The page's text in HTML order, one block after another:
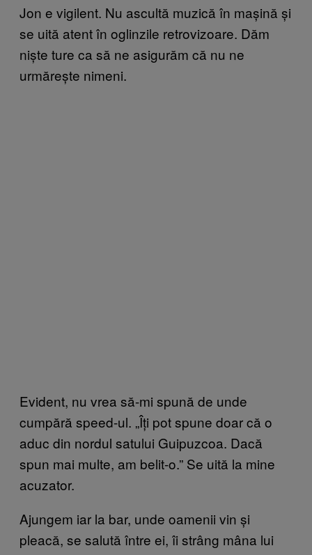
Jon e vigilent. Nu ascultă muzică în mașină și
se uită atent în oglinzile retrovizoare. Dăm
niște ture ca să ne asigurăm că nu ne
urmărește nimeni.
Evident, nu vrea să-mi spună de unde
cumpără speed-ul. „Îți pot spune doar că o
aduc din nordul satului Guipuzcoa. Dacă
spun mai multe, am belit-o.” Se uită la mine
acuzator.
Ajungem iar la bar, unde oamenii vin și
pleacă, se salută între ei, îi strâng mâna lui